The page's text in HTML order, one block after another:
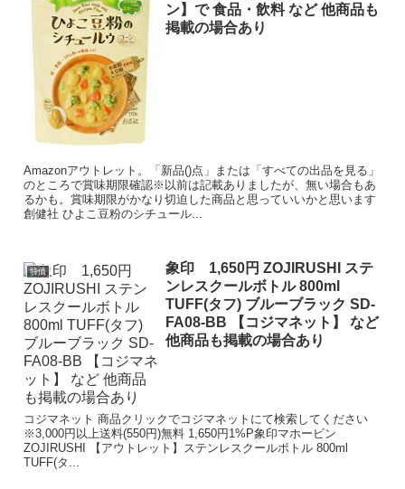
ン】で 食品・飲料 など 他商品も
掲載の場合あり
Amazonアウトレット。「新品()点」または「すべての出品を見る」
のところで賞味期限確認※以前は記載ありましたが、無い場合もあ
るかも。賞味期限がかなり切迫した商品と思っていいかと思います
創健社 ひよこ豆粉のシチュール...
特価
象印 1,650円 ZOJIRUSHI ステ
ンレスクールボトル 800ml
TUFF(タフ) ブルーブラック SD-
FA08-BB 【コジマネット】 など
他商品も掲載の場合あり
コジマネット 商品クリックでコジマネットにて検索してください
※3,000円以上送料(550円)無料 1,650円1%P象印マホービン
ZOJIRUSHI 【アウトレット】ステンレスクールボトル 800ml
TUFF(タ...